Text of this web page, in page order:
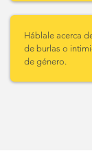
Háblale acerca
de burlas o
de género.